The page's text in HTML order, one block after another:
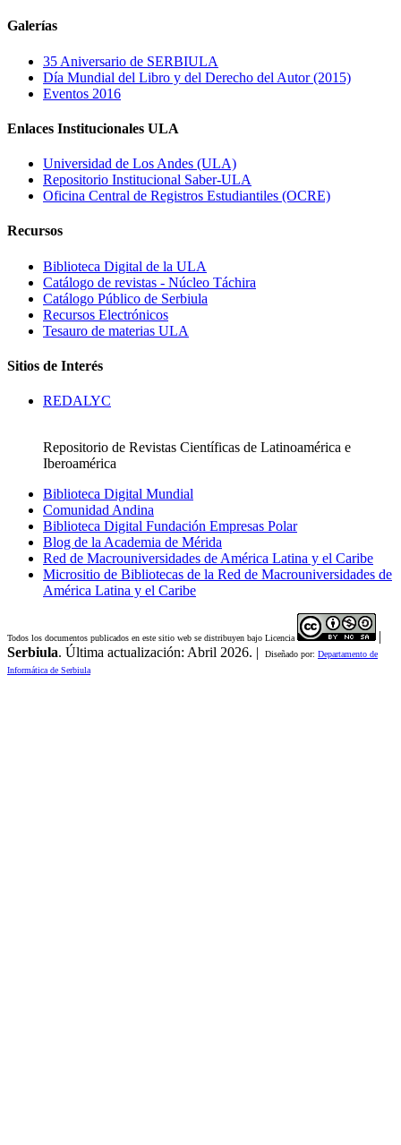
Galerías
35 Aniversario de SERBIULA
Día Mundial del Libro y del Derecho del Autor (2015)
Eventos 2016
Enlaces Institucionales ULA
Universidad de Los Andes (ULA)
Repositorio Institucional Saber-ULA
Oficina Central de Registros Estudiantiles (OCRE)
Recursos
Biblioteca Digital de la ULA
Catálogo de revistas - Núcleo Táchira
Catálogo Público de Serbiula
Recursos Electrónicos
Tesauro de materias ULA
Sitios de Interés
REDALYC
Repositorio de Revistas Científicas de Latinoamérica e
Iberoamérica
Biblioteca Digital Mundial
Comunidad Andina
Biblioteca Digital Fundación Empresas Polar
Blog de la Academia de Mérida
Red de Macrouniversidades de América Latina y el Caribe
Micrositio de Bibliotecas de la Red de Macrouniversidades de
América Latina y el Caribe
Todos los documentos publicados en este sitio web se distribuyen bajo Licencia
|
Serbiula. Última actualización: Abril 2026. | Diseñado por: Departamento de
Informática de Serbiula